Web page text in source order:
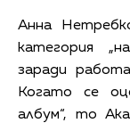
Анна
категория
заради
Когато се
албум“, то